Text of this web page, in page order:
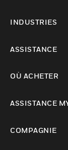
INDUSTRIES
ASSISTANCE
OÙ ACHETER
ASSISTANCE
COMPAGNIE